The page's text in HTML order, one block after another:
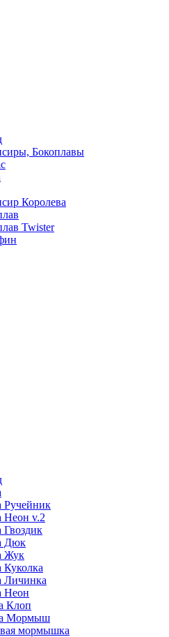
Бокоплавы
Королева
Twister
Ручейник
Неон v.2
Гвоздик
Дюк
Жук
Куколка
Личинка
Неон
Клоп
Мормыш
мормышка